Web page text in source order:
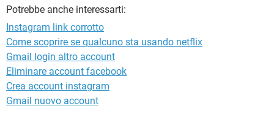
HARDWARE
Potrebbe anche interessarti:
Instagram link corrotto
Come scoprire se qualcuno sta usando netflix
Gmail login altro account
Eliminare account facebook
Crea account instagram
Gmail nuovo account